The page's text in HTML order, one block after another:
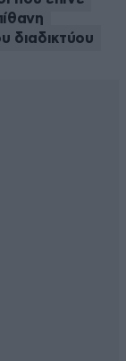
διαδικτύου